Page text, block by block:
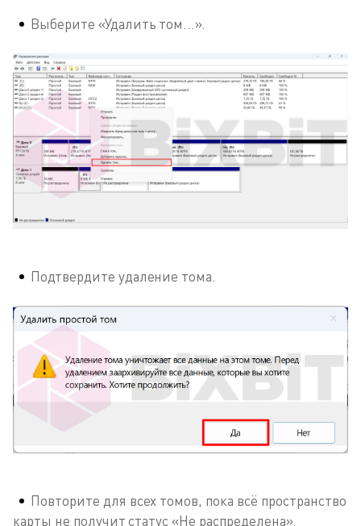
Выберите «Удалить том...».
Подтвердите удаление тома.
Повторите для всех томов, пока всё пространство
карты не получит статус «Не распределена».